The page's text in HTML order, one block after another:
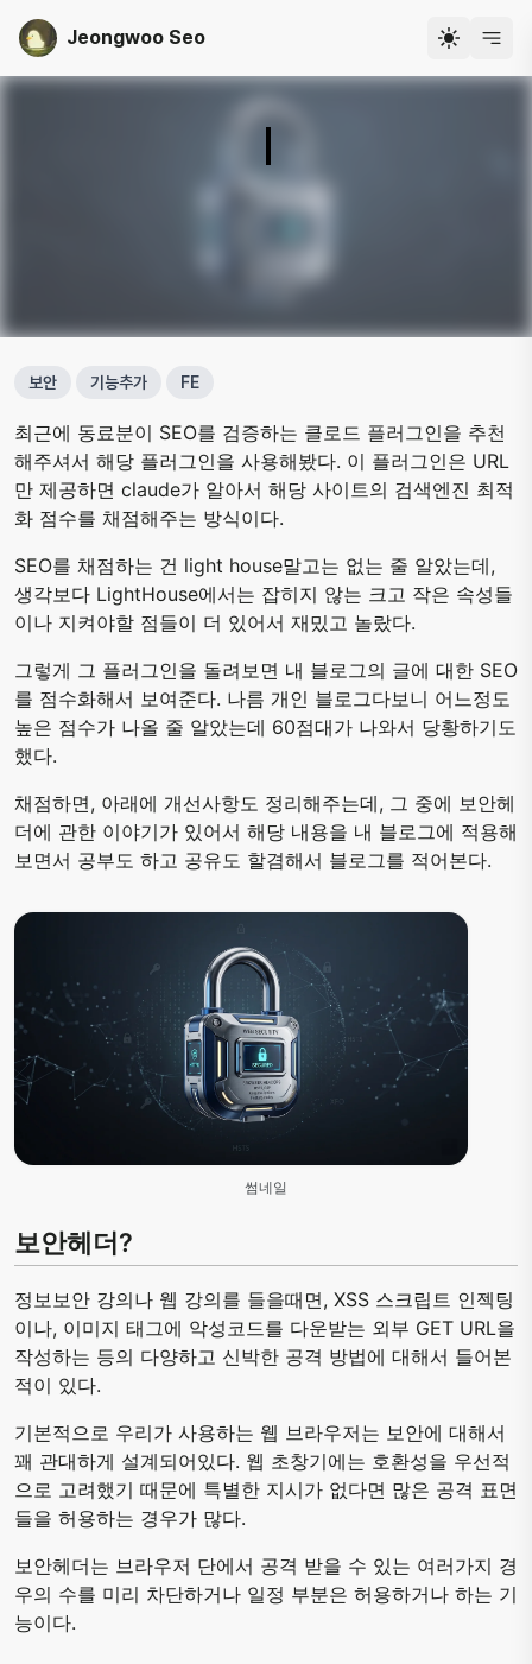
Jeongwoo Seo
보안 기능추가 FE
최근에 동료분이 SEO를 검증하는 클로드 플러그인을 추천
해주셔서 해당 플러그인을 사용해봤다. 이 플러그인은 URL
만 제공하면 claude가 알아서 해당 사이트의 검색엔진 최적
화 점수를 채점해주는 방식이다.
SEO를 채점하는 건 light house말고는 없는 줄 알았는데,
생각보다 LightHouse에서는 잡히지 않는 크고 작은 속성들
이나 지켜야할 점들이 더 있어서 재밌고 놀랐다.
그렇게 그 플러그인을 돌려보면 내 블로그의 글에 대한 SEO
를 점수화해서 보여준다. 나름 개인 블로그다보니 어느정도
높은 점수가 나올 줄 알았는데 60점대가 나와서 당황하기도
했다.
채점하면, 아래에 개선사항도 정리해주는데, 그 중에 보안헤
더에 관한 이야기가 있어서 해당 내용을 내 블로그에 적용해
보면서 공부도 하고 공유도 할겸해서 블로그를 적어본다.
썸네일
보안헤더?
정보보안 강의나 웹 강의를 들을때면, XSS 스크립트 인젝팅
이나, 이미지 태그에 악성코드를 다운받는 외부 GET URL을
작성하는 등의 다양하고 신박한 공격 방법에 대해서 들어본
적이 있다.
기본적으로 우리가 사용하는 웹 브라우저는 보안에 대해서
꽤 관대하게 설계되어있다. 웹 초창기에는 호환성을 우선적
으로 고려했기 때문에 특별한 지시가 없다면 많은 공격 표면
들을 허용하는 경우가 많다.
보안헤더는 브라우저 단에서 공격 받을 수 있는 여러가지 경
우의 수를 미리 차단하거나 일정 부분은 허용하거나 하는 기
능이다.